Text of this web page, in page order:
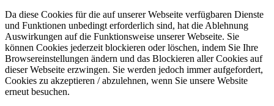
Da diese Cookies für die auf unserer Webseite verfügbaren Dienste
und Funktionen unbedingt erforderlich sind, hat die Ablehnung
Auswirkungen auf die Funktionsweise unserer Webseite. Sie
können Cookies jederzeit blockieren oder löschen, indem Sie Ihre
Browsereinstellungen ändern und das Blockieren aller Cookies auf
dieser Webseite erzwingen. Sie werden jedoch immer aufgefordert,
Cookies zu akzeptieren / abzulehnen, wenn Sie unsere Website
erneut besuchen.